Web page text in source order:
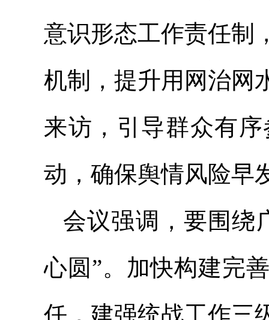
意识形态工作责任制
机制，提升用网治网
来访，引导群众有
动，确保舆情风险早
会议强调，要围绕
心圆”。加快构建完
任，建强统战工作三